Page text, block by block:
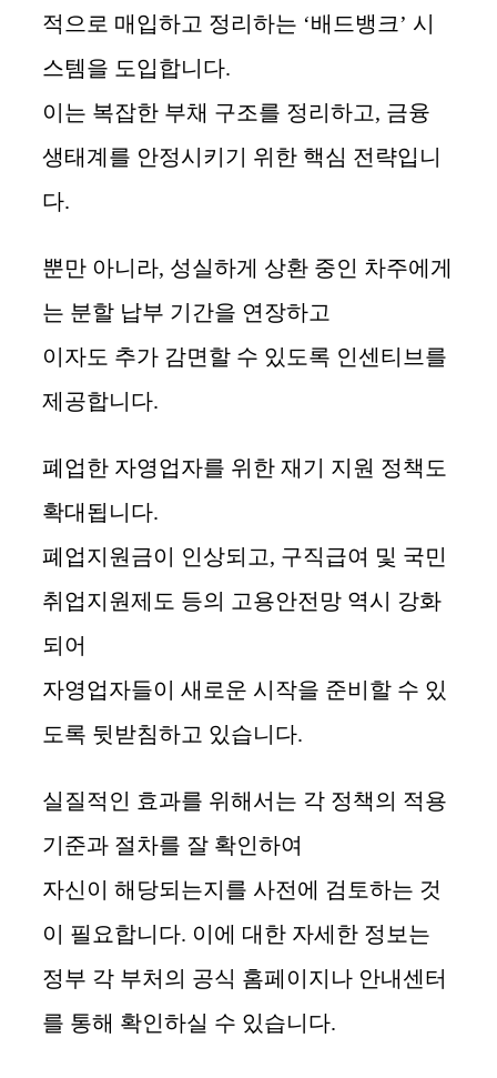
적으로 매입하고 정리하는 ‘배드뱅크’ 시
스템을 도입합니다.
이는 복잡한 부채 구조를 정리하고, 금융
생태계를 안정시키기 위한 핵심 전략입니
다.
뿐만 아니라, 성실하게 상환 중인 차주에게
는 분할 납부 기간을 연장하고
이자도 추가 감면할 수 있도록 인센티브를
제공합니다.
폐업한 자영업자를 위한 재기 지원 정책도
확대됩니다.
폐업지원금이 인상되고, 구직급여 및 국민
취업지원제도 등의 고용안전망 역시 강화
되어
자영업자들이 새로운 시작을 준비할 수 있
도록 뒷받침하고 있습니다.
실질적인 효과를 위해서는 각 정책의 적용
기준과 절차를 잘 확인하여
자신이 해당되는지를 사전에 검토하는 것
이 필요합니다. 이에 대한 자세한 정보는
정부 각 부처의 공식 홈페이지나 안내센터
를 통해 확인하실 수 있습니다.